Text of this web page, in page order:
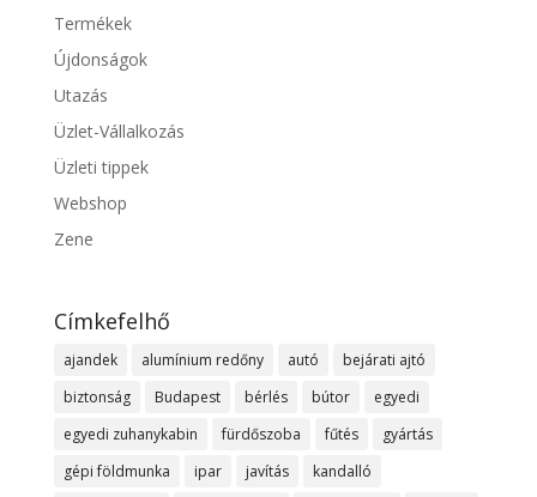
Termékek
Újdonságok
Utazás
Üzlet-Vállalkozás
Üzleti tippek
Webshop
Zene
Címkefelhő
ajandek alumínium redőny autó
bejárati ajtó
biztonság
Budapest bérlés bútor
egyedi
egyedi zuhanykabin
fürdőszoba fűtés
gyártás
gépi földmunka
ipar javítás kandalló